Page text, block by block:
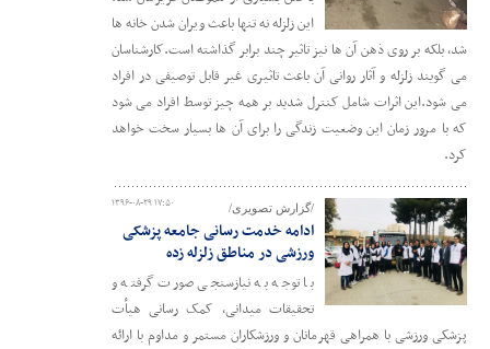
این زلزله نه تنها باعث ویران شدن خانه ها
شد، بلکه بر روی ذهن آن ها نیز تاثیر چند برابر گذاشته است.کارشناسان
می گویند زلزله و آثار روانی آن باعث تاثیری غیر قابل توصیفی در افراد
می شود.این اثرات شامل کنترل شدید بر همه چیز توسط افراد می شود
که با مرور زمان این وضعیت زندگی را برای آن ها بسیار سخت خواهد
کرد.
۱۳۹۶-۰۸-۲۹ ۱۷:۵۰ /گزارش تصویری/
ادامه خدمت رسانی جامعه پزشکی
ورزشی در مناطق زلزله زده
با توجه به نیازسنجی صورت گرفته و
تحقیقات میدانی، کمک رسانی هیأت
پزشکی ورزشی با همراهی قهرمانان و ورزشکاران مستمر و مداوم با ارائه